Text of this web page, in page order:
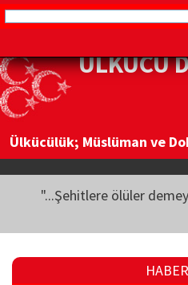
ÜLKÜCÜ
Ülkücülük; Müslüman ve
"...Şehitlere ölüler